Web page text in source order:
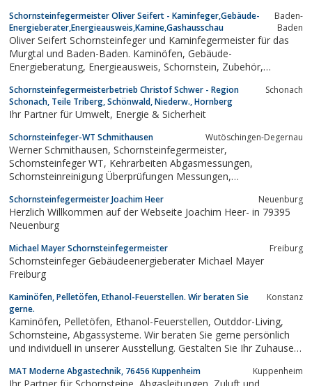
Schornsteinfegermeister Oliver Seifert - Kaminfeger,Gebäude-
Energieberater,Energieausweis,Kamine,Gashausschau
Baden-
Baden
Oliver Seifert Schornsteinfeger und Kaminfegermeister für das
Murgtal und Baden-Baden. Kaminöfen, Gebäude-
Energieberatung, Energieausweis, Schornstein, Zubehör,
Schornsteinfegermeisterbetrieb Christof Schwer - Region
Schonach, Teile Triberg, Schönwald, Niederw., Hornberg
Schonach
Ihr Partner für Umwelt, Energie & Sicherheit
Schornsteinfeger-WT Schmithausen Wutöschingen-Degernau
Werner Schmithausen, Schornsteinfegermeister,
Schornsteinfeger WT, Kehrarbeiten Abgasmessungen,
Schornsteinreinigung Überprüfungen Messungen,
Schornsteinfegermeister Joachim Heer Neuenburg
Herzlich Willkommen auf der Webseite Joachim Heer- in 79395
Neuenburg
Michael Mayer Schornsteinfegermeister Freiburg
Schornsteinfeger Gebäudeenergieberater Michael Mayer
Freiburg
Kaminöfen, Pelletöfen, Ethanol-Feuerstellen. Wir beraten Sie
gerne.
Konstanz
Kaminöfen, Pelletöfen, Ethanol-Feuerstellen, Outddor-Living,
Schornsteine, Abgassysteme. Wir beraten Sie gerne persönlich
und individuell in unserer Ausstellung. Gestalten Sie Ihr Zuhause
MAT Moderne Abgastechnik, 76456 Kuppenheim Kuppenheim